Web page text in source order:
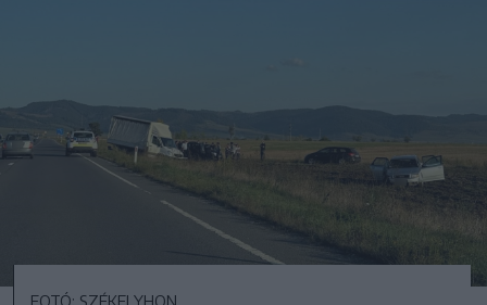
FOTÓ: SZÉKELYHON